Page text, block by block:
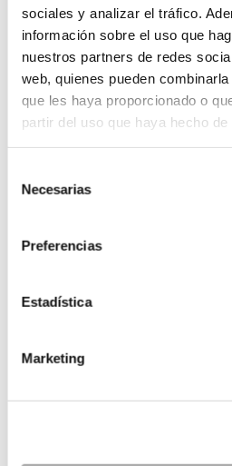
sociales y analizar el tráfico.
información sobre el uso que
nuestros partners de redes
web, quienes pueden
que les haya proporcionado o
partir del uso que haya hecho de
Necesarias
Preferencias
Estadística
Marketing